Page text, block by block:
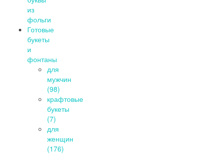
из
фольги
Готовые
букеты
и
фонтаны
для
мужчин
(98)
крафтовые
букеты
(7)
для
женщин
(176)